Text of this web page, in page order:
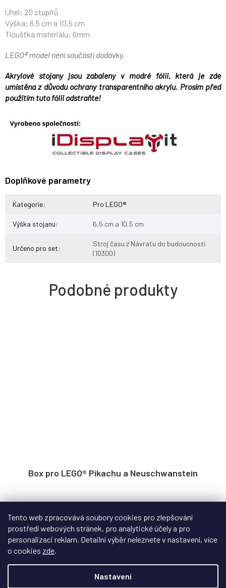
Tento web zpracovává soubory cookies pro zlepšování
prostředí webových stránek, pro analytické účely a pro
personalizaci reklam. Detailní výběr neleznete v nastavení, více
o cookies zde.
Nastavení
Úhel: 20 stupňů
Výška: 6,5 cm a 10,5 cm
Tloušťka materiálu: 6mm
LEGO® model není součástí dodávky.
Akrylové stojany jsou zabaleny v modré fólii, která je zde
umístěna z důvodu ochrany transparentního akrylu. Prosím před
použitím tuto fólii odstraňte!
Doplňkové parametry
Kategorie: Pro LEGO®
Výška stojanu: 6,5 cm a 10,5 cm
Určeno pro set:
Stroj času z Návratu do budoucnosti
(10300)
Box pro LEGO® Pikachu a Neuschwanstein
Na dotaz
1 949 Kč
Displej box pro LEGO® Pikachu a Pokébal (72152) a LEGO®
Architecture Zámek Neuschwanstein (21063...